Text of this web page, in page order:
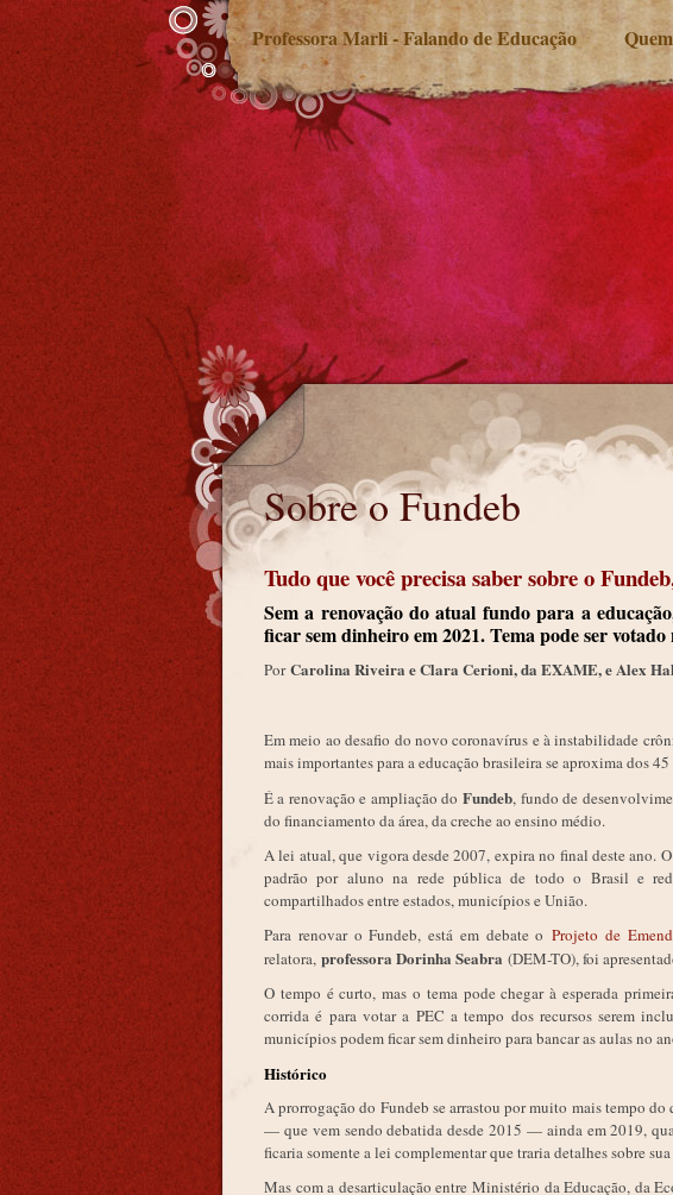
Professora Marli - Falando de Educação
Sobre o Fundeb
Sobre o Fundeb
Tudo que você precisa saber sobre o
Sem a renovação do atual fundo para a
ficar sem dinheiro em 2021. Tema pode ser votado
PorCarolina Riveira e Clara Cerioni, da EXAME, e Alex
Em meio ao desafio do novo coronavírus e à instabilidade
mais importantes para a educação brasileira se aproxima dos
É a renovação e ampliação doFundeb, fundo de
do financiamento da área, da creche ao ensino médio.
A lei atual, que vigora desde 2007, expira no final deste
padrão por aluno na rede pública de todo o Brasil e
compartilhados entre estados, municípios e União.
Para renovar o Fundeb, está em debate oProjeto de
relatora, professora Dorinha Seabra (DEM-TO), foi
O tempo é curto, mas o tema pode chegar à esperada
corrida é para votar a PEC a tempo dos recursos serem
municípios podem ficar sem dinheiro para bancar as aulas no
Histórico
A prorrogação do Fundeb se arrastou por muito mais tempo
— que vem sendo debatida desde 2015 — ainda em 2019,
ficaria somente a lei complementar que traria detalhes sobre
Mas com a desarticulação entre Ministério da Educação, da